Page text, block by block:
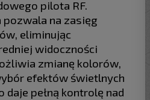
pilota RF.
na zasięg
eliminując
widoczności
zmianę kolorów,
efektów świetlnych
daje pełną kontrolę nad